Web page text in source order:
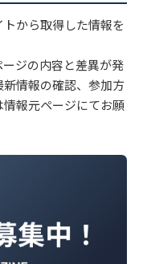
から取得した情報を
ジの内容と差異が発
情報の確認、参加方
報元ページにてお願